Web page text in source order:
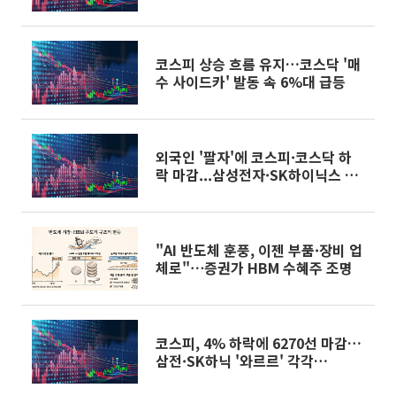
코스피 상승 흐름 유지…코스닥 '매
수 사이드카' 발동 속 6%대 급등
외국인 '팔자'에 코스피·코스닥 하
락 마감...삼성전자·SK하이닉스 희
"AI 반도체 훈풍, 이젠 부품·장비 업
체로"⋯증권가 HBM 수혜주 조명
코스피, 4% 하락에 6270선 마감…
삼전·SK하닉 '와르르' 각각